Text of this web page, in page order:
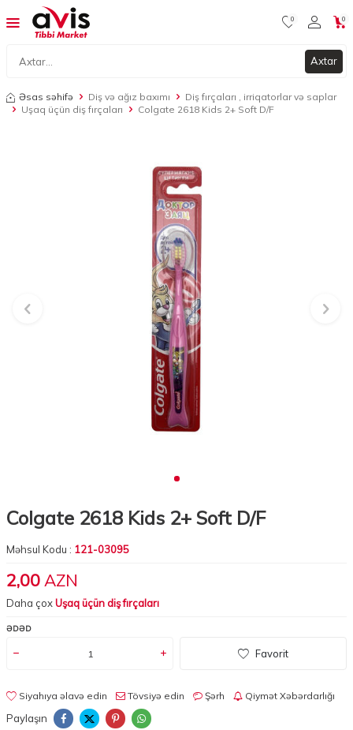
Axtar
0 0
Əsas səhifə Diş və ağız baxımı
Diş fırçaları , irriqatorlar və saplar
Uşaq üçün diş fırçaları
Colgate 2618 Kids 2+ Soft D/F
Colgate 2618 Kids 2+ Soft D/F
Məhsul Kodu : 121-03095
2,00 AZN
Daha çoxUşaq üçün diş fırçaları
ƏDƏD
Favorit
Siyahıya əlavə edin Tövsiyə edin Şərh Qiymət Xəbərdarlığı
Paylaşın